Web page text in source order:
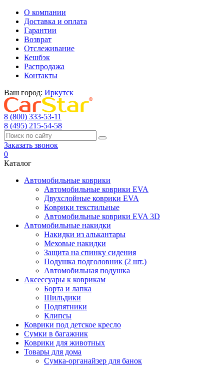
О компании
Доставка и оплата
Гарантии
Возврат
Отслеживание
Кешбэк
Распродажа
Контакты
Ваш город: Иркутск
8 (800) 333-53-11
8 (495) 215-54-58
Заказать звонок
0
Каталог
Автомобильные коврики
Автомобильные коврики EVA
Двухслойные коврики EVA
Коврики текстильные
Автомобильные коврики EVA 3D
Автомобильные накидки
Накидки из алькантары
Меховые накидки
Защита на спинку сидения
Подушка подголовник (2 шт.)
Автомобильная подушка
Аксессуары к коврикам
Борта и лапка
Шильдики
Подпятники
Клипсы
Коврики под детское кресло
Сумки в багажник
Коврики для животных
Товары для дома
Сумка-органайзер для банок